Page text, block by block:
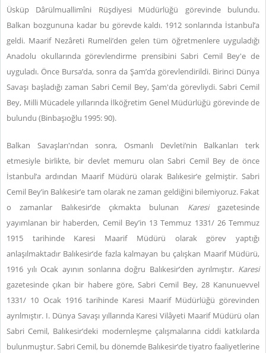
Üsküp Dârülmuallimîni Rüşdiyesi Müdürlüğü görevinde bulundu.
Balkan bozgununa kadar bu görevde kaldı. 1912 sonlarında İstanbul’a
geldi. Maarif Nezâreti Rumeli’den gelen tüm öğretmenlere uyguladığı
Anadolu okullarında görevlendirme prensibini Sabri Cemil Bey'e de
uyguladı. Önce Bursa’da, sonra da Şam’da görevlendirildi. Birinci Dünya
Savaşı başladığı zaman Sabri Cemil Bey, Şam'da görevliydi. Sabri Cemil
Bey, Milli Mücadele yıllarında İlköğretim Genel Müdürlüğü görevinde de
bulundu (Binbaşıoğlu 1995: 90).
Balkan Savaşları'ndan sonra, Osmanlı Devleti’nin Balkanları terk
etmesiyle birlikte, bir devlet memuru olan Sabri Cemil Bey de önce
İstanbul’a ardından Maarif Müdürü olarak Balıkesir’e gelmiştir. Sabri
Cemil Bey’in Balıkesir’e tam olarak ne zaman geldiğini bilemiyoruz. Fakat
o zamanlar Balıkesir’de çıkmakta bulunan Karesi gazetesinde
yayımlanan bir haberden, Cemil Bey’in 13 Temmuz 1331/ 26 Temmuz
1915 tarihinde Karesi Maarif Müdürü olarak görev yaptığı
anlaşılmaktadır Balıkesir’de fazla kalmayan bu çalışkan Maarif Müdürü,
1916 yılı Ocak ayının sonlarına doğru Balıkesir’den ayrılmıştır. Karesi
gazetesinde çıkan bir habere göre, Sabri Cemil Bey, 28 Kanunuevvel
1331/ 10 Ocak 1916 tarihinde Karesi Maarif Müdürlüğü görevinden
ayrılmıştır. I. Dünya Savaşı yıllarında Karesi Vilâyeti Maarif Müdürü olan
Sabri Cemil, Balıkesir’deki modernleşme çalışmalarına ciddi katkılarda
bulunmuştur. Sabri Cemil, bu dönemde Balıkesir’de tiyatro faaliyetlerine